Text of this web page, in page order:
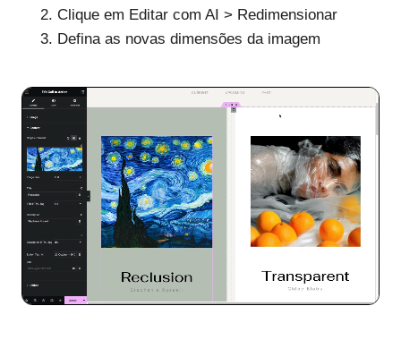
Clique em Editar com AI > Redimensionar
Defina as novas dimensões da imagem